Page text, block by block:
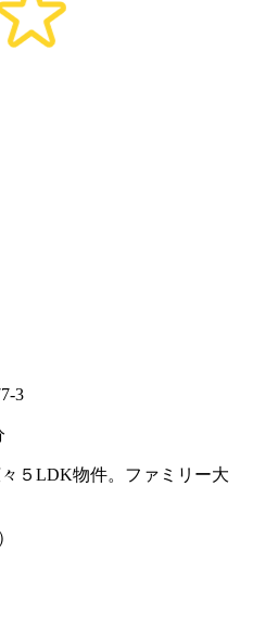
3
５LDK物件。ファミリー大